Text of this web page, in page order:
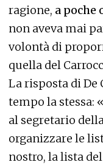
ragione, a poche
non aveva mai
volontà di
quella del
La risposta di De
tempo la stessa:
al segretario
organizzare le
nostro, la lista